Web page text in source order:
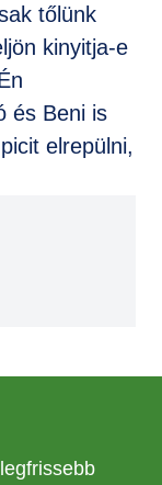
tőlünk
kinyitja-e
és Beni is
elrepülni,